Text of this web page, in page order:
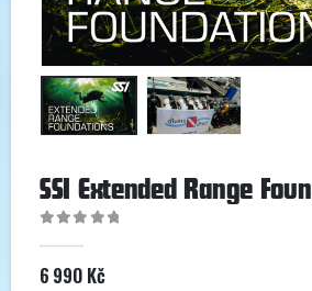
SSI Extended Range
6 990 Kč